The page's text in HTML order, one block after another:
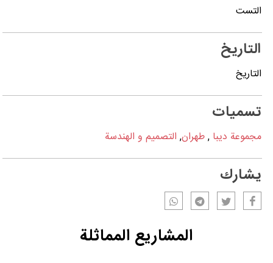
التست
التاریخ
التاریخ
تسميات
مجموعة دیبا ,طهران, التصمیم و الهندسة
يشارك
المشاريع المماثلة